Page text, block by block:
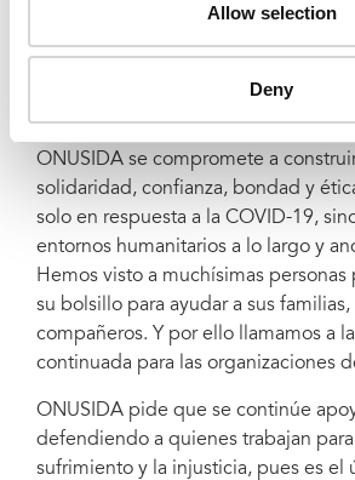
Allow selection
Deny
resiliencia de base que garantice
atrás, para lograr así una cobertura
que garantice el acceso justo y
ONUSIDA se compromete a
solidaridad, confianza, bondad y
solo en respuesta a la COVID-19,
entornos humanitarios a lo largo y
Hemos visto a muchísimas
su bolsillo para ayudar a sus
compañeros. Y por ello llamamos a
continuada para las organizaciones
ONUSIDA pide que se continúe
defendiendo a quienes trabajan para
sufrimiento y la injusticia, pues es el